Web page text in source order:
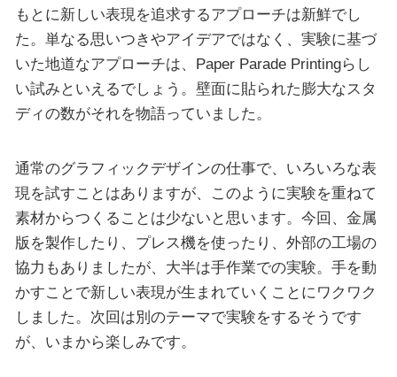
もとに新しい表現を追求するアプローチは新鮮でし
た。単なる思いつきやアイデアではなく、実験に基づ
いた地道なアプローチは、Paper Parade Printingらし
い試みといえるでしょう。壁面に貼られた膨大なスタ
ディの数がそれを物語っていました。
通常のグラフィックデザインの仕事で、いろいろな表
現を試すことはありますが、このように実験を重ねて
素材からつくることは少ないと思います。今回、金属
版を製作したり、プレス機を使ったり、外部の工場の
協力もありましたが、大半は手作業での実験。手を動
かすことで新しい表現が生まれていくことにワクワク
しました。次回は別のテーマで実験をするそうです
が、いまから楽しみです。